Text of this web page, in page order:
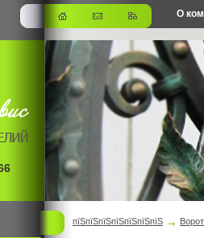
О
офис
пїЅпїЅпїЅпїЅпїЅпїЅпїЅ